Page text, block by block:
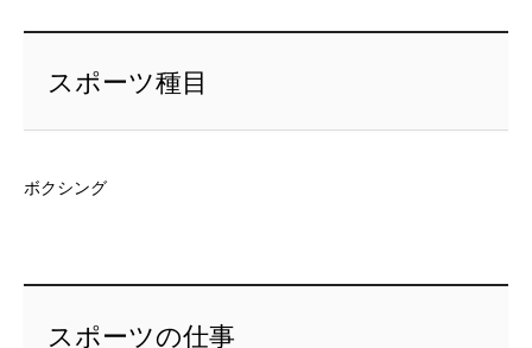
スポーツ種目
ボクシング
スポーツの仕事